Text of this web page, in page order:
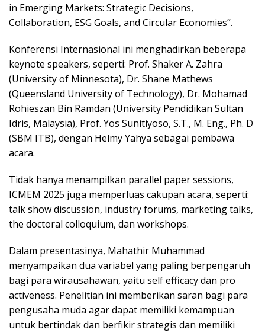
in Emerging Markets: Strategic Decisions,
Collaboration, ESG Goals, and Circular Economies”.
Konferensi Internasional ini menghadirkan beberapa
keynote speakers, seperti: Prof. Shaker A. Zahra
(University of Minnesota), Dr. Shane Mathews
(Queensland University of Technology), Dr. Mohamad
Rohieszan Bin Ramdan (University Pendidikan Sultan
Idris, Malaysia), Prof. Yos Sunitiyoso, S.T., M. Eng., Ph. D
(SBM ITB), dengan Helmy Yahya sebagai pembawa
acara.
Tidak hanya menampilkan parallel paper sessions,
ICMEM 2025 juga memperluas cakupan acara, seperti:
talk show discussion, industry forums, marketing talks,
the doctoral colloquium, dan workshops.
Dalam presentasinya, Mahathir Muhammad
menyampaikan dua variabel yang paling berpengaruh
bagi para wirausahawan, yaitu self efficacy dan pro
activeness. Penelitian ini memberikan saran bagi para
pengusaha muda agar dapat memiliki kemampuan
untuk bertindak dan berfikir strategis dan memiliki